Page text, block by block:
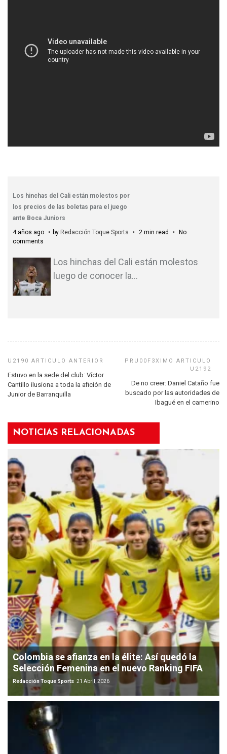
Los hinchas del Cali están molestos por
los precios de las boletas para el juego
ante Boca Juniors
4 años ago
by Redacción Toque Sports 2 min read
No
comments
Los hinchas del Cali están molestos
luego de conocer la…
Estuvo en la sede del club: Víctor
Cantillo ilusiona a toda la afición de
Junior de Barranquilla
De no creer: Daniel Cataño fue
buscado por las autoridades de
Ibagué en el camerino
NOTICIAS RELACIONADAS
Colombia se afianza en la élite: Así quedó la
Selección Femenina en el nuevo Ranking FIFA
Redacción Toque Sports 21 Abril, 2026